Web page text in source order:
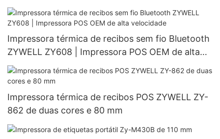
Impressora térmica de recibos sem fio Bluetooth
ZYWELL ZY608 | Impressora POS OEM de alta
velocidade
Impressora térmica de recibos POS ZYWELL ZY-
862 de duas cores e 80 mm